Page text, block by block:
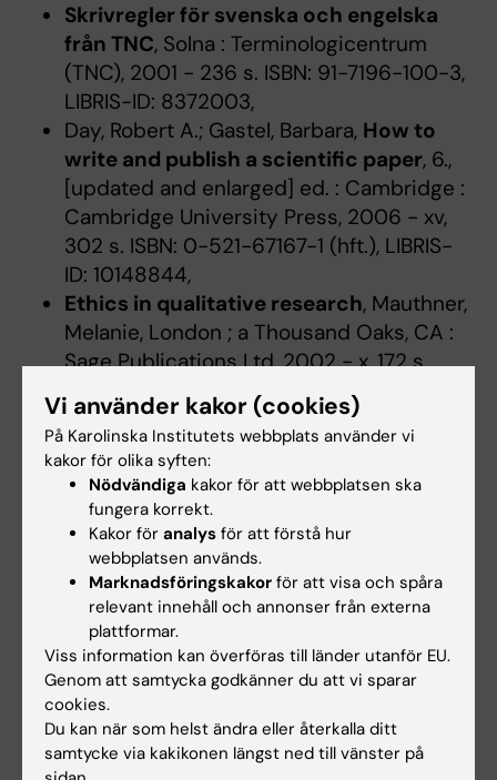
Skrivregler för svenska och engelska
från TNC, Solna : Terminologicentrum
(TNC), 2001 - 236 s. ISBN: 91-7196-100-3,
LIBRIS-ID: 8372003,
Day, Robert A.; Gastel, Barbara, How to
write and publish a scientific paper, 6.,
[updated and enlarged] ed. : Cambridge :
Cambridge University Press, 2006 - xv,
302 s. ISBN: 0-521-67167-1 (hft.), LIBRIS-
ID: 10148844,
Ethics in qualitative research, Mauthner,
Melanie, London ; a Thousand Oaks, CA :
Sage Publications Ltd, 2002 - x, 172 s.
ISBN: 0-7619-7309-5 (hft.), LIBRIS-ID:
8954442,
Gustafsson, Bengt; Hermerén, Göran;
Petersson, Bo,Good research practice -
what is it?:views, guidelines and
examples, Stockholm : Vetenskapsrådet,
2006 - 89 s. ISBN: 91-7307-086-6,
LIBRIS-ID: 10161165,
http://www.cm.se/webbshop_vr/pdfer/Ra
pport%201.2006.pdf,
Creswell, John W.; Plano Clark, Vicki L,
Designing and conducting mixed
methods research, Thousand Oaks, Calif.
; a London : SAGE, cop. 2007 - xviii, 275 p.
Vi använder kakor (cookies)
På Karolinska Institutets webbplats använder vi
kakor för olika syften:
Nödvändiga kakor för att webbplatsen ska
fungera korrekt.
Kakor för analys för att förstå hur
webbplatsen används.
Marknadsföringskakor för att visa och spåra
relevant innehåll och annonser från externa
plattformar.
Viss information kan överföras till länder utanför EU.
Genom att samtycka godkänner du att vi sparar
cookies.
Du kan när som helst ändra eller återkalla ditt
samtycke via kakikonen längst ned till vänster på